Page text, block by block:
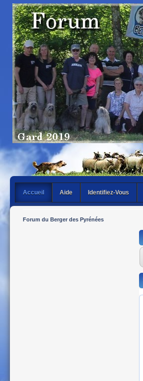
Accueil Aide Identifiez-Vous
Forum du Berger des Pyrénées